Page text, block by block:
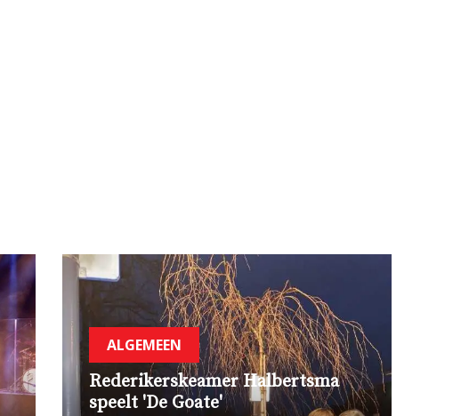
ALGEMEEN
Rederikerskeamer Halbertsma
speelt 'De Goate'